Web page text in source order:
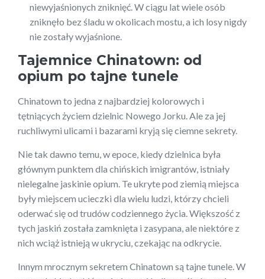
niewyjaśnionych zniknięć. W ciągu lat wiele osób
zniknęło bez śladu w okolicach mostu, a ich losy nigdy
nie zostały wyjaśnione.
Tajemnice Chinatown: od
opium po tajne tunele
Chinatown to jedna z najbardziej kolorowych i
tętniących życiem dzielnic Nowego Jorku. Ale za jej
ruchliwymi ulicami i bazarami kryją się ciemne sekrety.
Nie tak dawno temu, w epoce, kiedy dzielnica była
głównym punktem dla chińskich imigrantów, istniały
nielegalne jaskinie opium. Te ukryte pod ziemią miejsca
były miejscem ucieczki dla wielu ludzi, którzy chcieli
oderwać się od trudów codziennego życia. Większość z
tych jaskiń została zamknięta i zasypana, ale niektóre z
nich wciąż istnieją w ukryciu, czekając na odkrycie.
Innym mrocznym sekretem Chinatown są tajne tunele. W